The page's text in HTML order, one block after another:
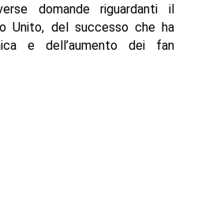
domande riguardanti il
Unito, del successo che ha
e dell’aumento dei fan